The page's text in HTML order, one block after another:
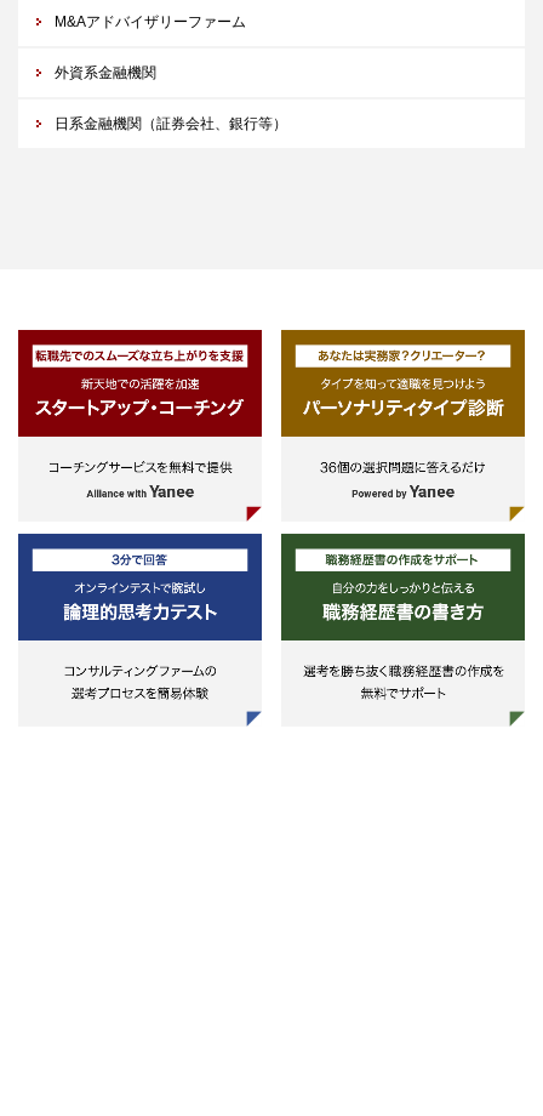
M&Aアドバイザリーファーム
外資系金融機関
日系金融機関（証券会社、銀行等）